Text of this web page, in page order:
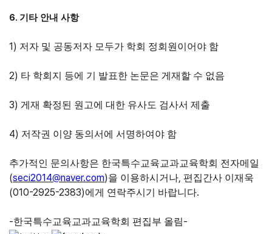
6. 기타 안내 사항
1) 저자 및 공동저자 모두가 학회 정회원이어야 함
2) 타 학회지 등에 기 발표한 논문은 게재할 수 없음
3) 게재 확정된 원고에 대한 유사도 검사서 제출
4) 저작권 이양 동의서에 서명하여야 함
추가적인 문의사항은 한국특수교육교과교육학회 전자메일
(seci2014@naver.com)을 이용하시거나, 편집간사 이재욱
(010-2925-2383)에게 연락주시기 바랍니다.
-한국특수교육교과교육학회 편집부 올림-